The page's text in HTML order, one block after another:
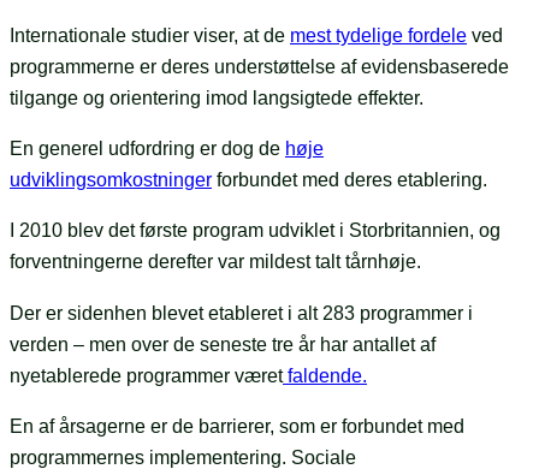
Internationale studier viser, at de mest tydelige fordele ved
programmerne er deres understøttelse af evidensbaserede
tilgange og orientering imod langsigtede effekter.
En generel udfordring er dog de høje
udviklingsomkostninger forbundet med deres etablering.
I 2010 blev det første program udviklet i Storbritannien, og
forventningerne derefter var mildest talt tårnhøje.
Der er sidenhen blevet etableret i alt 283 programmer i
verden – men over de seneste tre år har antallet af
nyetablerede programmer væretfaldende.
En af årsagerne er de barrierer, som er forbundet med
programmernes implementering. Sociale